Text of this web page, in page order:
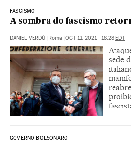
FASCISMO
A sombra do fascismo
DANIEL VERDÚ Roma OCT 11, 2021 - 18:28 EDT
sede
GOVERNO BOLSONARO